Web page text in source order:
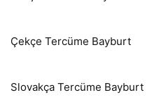
Çekçe Tercüme Bayburt
Slovakça Tercüme Bayburt